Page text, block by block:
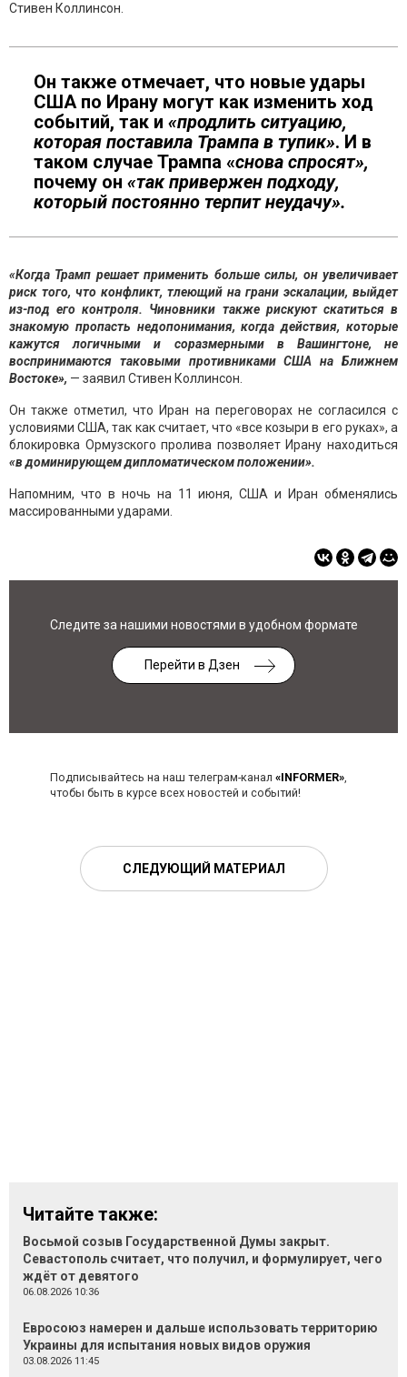
Стивен Коллинсон.
Он также отмечает, что новые удары
США по Ирану могут как изменить ход
событий, так и «продлить ситуацию,
которая поставила Трампа в тупик». И в
таком случае Трампа «снова спросят»,
почему он «так привержен подходу,
который постоянно терпит неудачу».
«Когда Трамп решает применить больше силы, он увеличивает
риск того, что конфликт, тлеющий на грани эскалации, выйдет
из-под его контроля. Чиновники также рискуют скатиться в
знакомую пропасть недопонимания, когда действия, которые
кажутся логичными и соразмерными в Вашингтоне, не
воспринимаются таковыми противниками США на Ближнем
Востоке», — заявил Стивен Коллинсон.
Он также отметил, что Иран на переговорах не согласился с
условиями США, так как считает, что «все козыри в его руках», а
блокировка Ормузского пролива позволяет Ирану находиться
«в доминирующем дипломатическом положении».
Напомним, что в ночь на 11 июня, США и Иран обменялись
массированными ударами.
Следите за нашими новостями в удобном формате
Перейти в Дзен
Подписывайтесь на наш телеграм-канал «INFORMER»,
чтобы быть в курсе всех новостей и событий!
СЛЕДУЮЩИЙ МАТЕРИАЛ
Читайте также:
Восьмой созыв Государственной Думы закрыт.
Севастополь считает, что получил, и формулирует, чего
ждёт от девятого
06.08.2026 10:36
Евросоюз намерен и дальше использовать территорию
Украины для испытания новых видов оружия
03.08.2026 11:45